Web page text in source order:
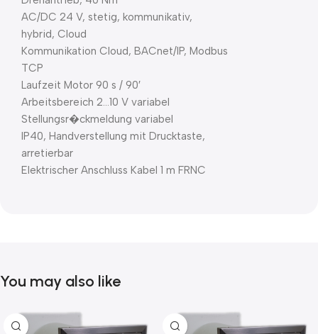
AC/DC 24 V, stetig, kommunikativ,
hybrid, Cloud
Kommunikation Cloud, BACnet/IP, Modbus
TCP
Laufzeit Motor 90 s / 90′
Arbeitsbereich 2…10 V variabel
Stellungsr�ckmeldung variabel
IP40, Handverstellung mit Drucktaste,
arretierbar
Elektrischer Anschluss Kabel 1 m FRNC
You may also like